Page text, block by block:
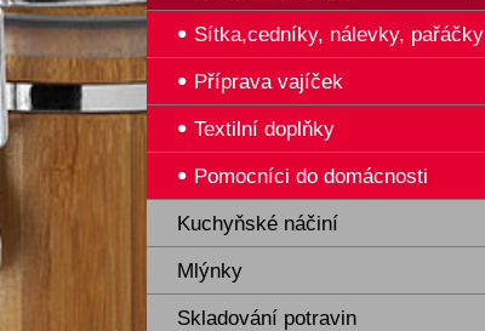
Sítka,cedníky, nálevky, pařáčky
Příprava vajíček
Textilní doplňky
Pomocníci do domácnosti
Kuchyňské náčiní
Mlýnky
Skladování potravin